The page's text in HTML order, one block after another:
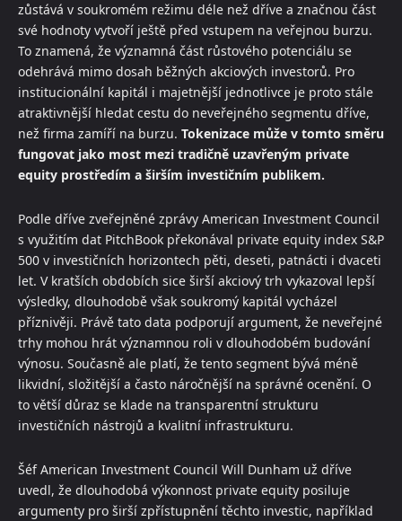
zůstává v soukromém režimu déle než dříve a značnou část
své hodnoty vytvoří ještě před vstupem na veřejnou burzu.
To znamená, že významná část růstového potenciálu se
odehrává mimo dosah běžných akciových investorů. Pro
institucionální kapitál i majetnější jednotlivce je proto stále
atraktivnější hledat cestu do neveřejného segmentu dříve,
než firma zamíří na burzu. Tokenizace může v tomto směru
fungovat jako most mezi tradičně uzavřeným private
equity prostředím a širším investičním publikem.
Podle dříve zveřejněné zprávy American Investment Council
s využitím dat PitchBook překonával private equity index S&P
500 v investičních horizontech pěti, deseti, patnácti i dvaceti
let. V kratších obdobích sice širší akciový trh vykazoval lepší
výsledky, dlouhodobě však soukromý kapitál vycházel
příznivěji. Právě tato data podporují argument, že neveřejné
trhy mohou hrát významnou roli v dlouhodobém budování
výnosu. Současně ale platí, že tento segment bývá méně
likvidní, složitější a často náročnější na správné ocenění. O
to větší důraz se klade na transparentní strukturu
investičních nástrojů a kvalitní infrastrukturu.
Šéf American Investment Council Will Dunham už dříve
uvedl, že dlouhodobá výkonnost private equity posiluje
argumenty pro širší zpřístupnění těchto investic, například